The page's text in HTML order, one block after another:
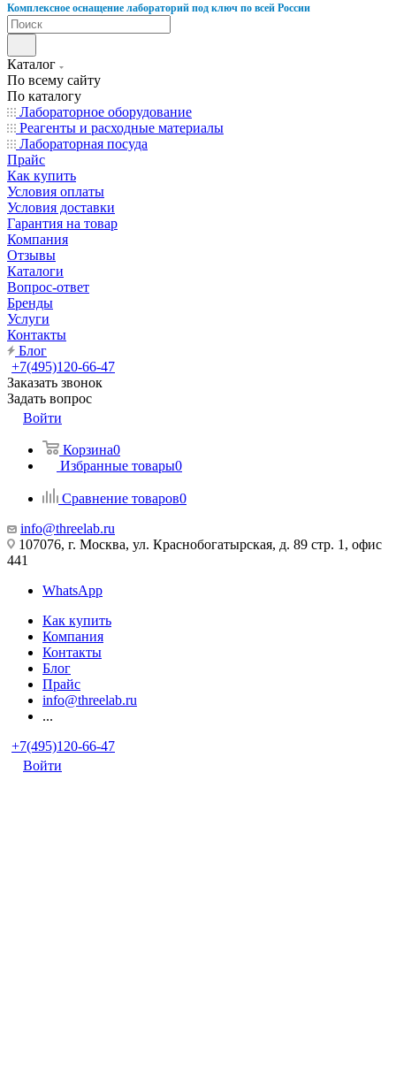
Комплексное оснащение лабораторий под ключ по всей России
Каталог
По всему сайту
По каталогу
Лабораторное оборудование
Реагенты и расходные материалы
Лабораторная посуда
Прайс
Как купить
Условия оплаты
Условия доставки
Гарантия на товар
Компания
Отзывы
Каталоги
Вопрос-ответ
Бренды
Услуги
Контакты
Блог
+7(495)120-66-47
Заказать звонок
Задать вопрос
Войти
Корзина0
Избранные товары0
Сравнение товаров0
info@threelab.ru
107076, г. Москва, ул. Краснобогатырская, д. 89 стр. 1, офис
441
WhatsApp
Как купить
Компания
Контакты
Блог
Прайс
info@threelab.ru
...
+7(495)120-66-47
Войти